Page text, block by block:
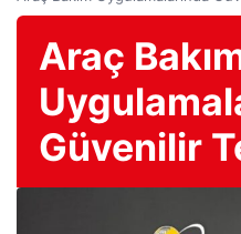
Araç
Güvenilir